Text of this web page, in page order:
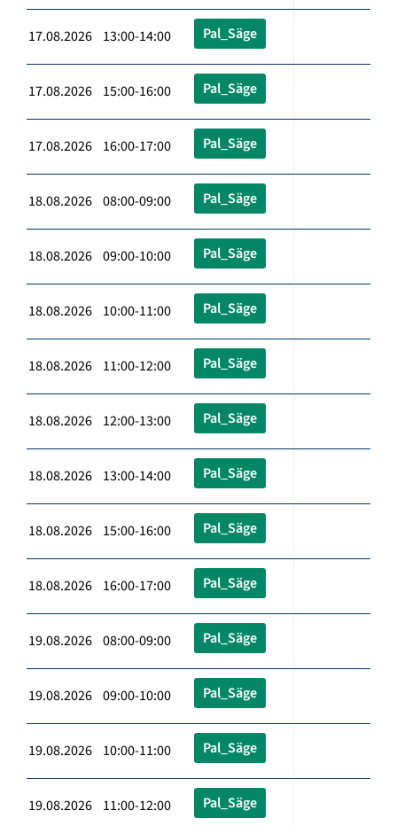
17.08.2026 13:00-14:00 Pal_Säge
17.08.2026 15:00-16:00 Pal_Säge
17.08.2026 16:00-17:00 Pal_Säge
18.08.2026 08:00-09:00 Pal_Säge
18.08.2026 09:00-10:00 Pal_Säge
18.08.2026 10:00-11:00 Pal_Säge
18.08.2026 11:00-12:00 Pal_Säge
18.08.2026 12:00-13:00 Pal_Säge
18.08.2026 13:00-14:00 Pal_Säge
18.08.2026 15:00-16:00 Pal_Säge
18.08.2026 16:00-17:00 Pal_Säge
19.08.2026 08:00-09:00 Pal_Säge
19.08.2026 09:00-10:00 Pal_Säge
19.08.2026 10:00-11:00 Pal_Säge
19.08.2026 11:00-12:00 Pal_Säge